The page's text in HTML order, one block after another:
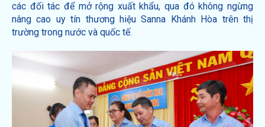
các đối tác để mở rộng xuất khẩu, qua đó không ngừng
nâng cao uy tín thương hiệu Sanna Khánh Hòa trên thị
trường trong nước và quốc tế.